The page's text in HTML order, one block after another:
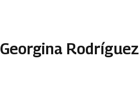
Georgina Rodríguez